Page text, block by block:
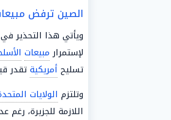
الصين ترفض
ويأتي هذا التحذير في
لإستمرارمبيعات
تسليح أمريكية تقدر
وتلتزم الولايات
اللازمة للجزيرة، رغم